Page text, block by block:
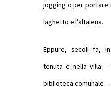
jogging o per portare
laghetto e l’altalena.
Eppure, secoli fa,
tenuta e nella villa
biblioteca comunale